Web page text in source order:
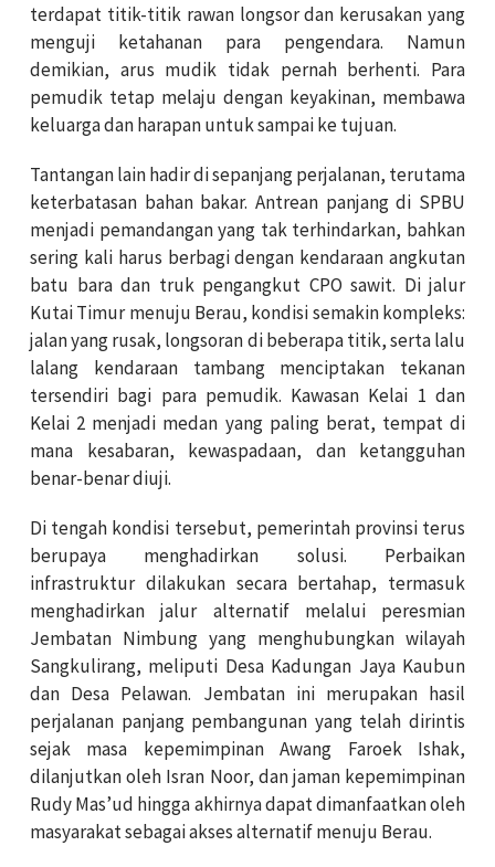
terdapat titik-titik rawan longsor dan kerusakan yang
menguji ketahanan para pengendara. Namun
demikian, arus mudik tidak pernah berhenti. Para
pemudik tetap melaju dengan keyakinan, membawa
keluarga dan harapan untuk sampai ke tujuan.
Tantangan lain hadir di sepanjang perjalanan, terutama
keterbatasan bahan bakar. Antrean panjang di SPBU
menjadi pemandangan yang tak terhindarkan, bahkan
sering kali harus berbagi dengan kendaraan angkutan
batu bara dan truk pengangkut CPO sawit. Di jalur
Kutai Timur menuju Berau, kondisi semakin kompleks:
jalan yang rusak, longsoran di beberapa titik, serta lalu
lalang kendaraan tambang menciptakan tekanan
tersendiri bagi para pemudik. Kawasan Kelai 1 dan
Kelai 2 menjadi medan yang paling berat, tempat di
mana kesabaran, kewaspadaan, dan ketangguhan
benar-benar diuji.
Di tengah kondisi tersebut, pemerintah provinsi terus
berupaya menghadirkan solusi. Perbaikan
infrastruktur dilakukan secara bertahap, termasuk
menghadirkan jalur alternatif melalui peresmian
Jembatan Nimbung yang menghubungkan wilayah
Sangkulirang, meliputi Desa Kadungan Jaya Kaubun
dan Desa Pelawan. Jembatan ini merupakan hasil
perjalanan panjang pembangunan yang telah dirintis
sejak masa kepemimpinan Awang Faroek Ishak,
dilanjutkan oleh Isran Noor, dan jaman kepemimpinan
Rudy Mas’ud hingga akhirnya dapat dimanfaatkan oleh
masyarakat sebagai akses alternatif menuju Berau.